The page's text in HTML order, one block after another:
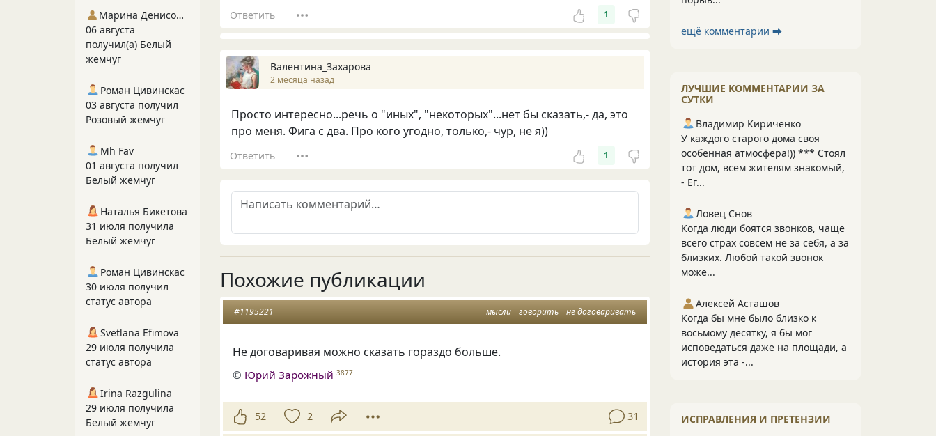
Ответить 1
Валентина_Захарова
2 месяца назад
Просто интересно...речь о "иных", "некоторых"...нет бы сказать,- да, это
про меня. Фига с два. Про кого угодно, только,- чур, не я))
Ответить 1
Похожие публикации
мысли говорить не договаривать
#1195221
Не договаривая можно сказать гораздо больше.
© Юрий Зарожный 3877
52 2 31
ещё комментарии ⮕
ЛУЧШИЕ КОММЕНТАРИИ ЗА
СУТКИ
Владимир Кириченко
У каждого старого дома своя
особенная атмосфера!)) *** Стоял
тот дом, всем жителям знакомый,
- Ег...
Ловец Снов
Когда люди боятся звонков, чаще
всего страх совсем не за себя, а за
близких. Любой такой звонок
може...
Алексей Асташов
Когда бы мне было близко к
восьмому десятку, я бы мог
исповедаться даже на площади, а
история эта -...
ИСПРАВЛЕНИЯ И ПРЕТЕНЗИИ
Марина Денисова 5
06 августа
получил(а) Белый
жемчуг
Роман Цивинскас
03 августа получил
Розовый жемчуг
Mh Fav
01 августа получил
Белый жемчуг
Наталья Бикетова
31 июля получила
Белый жемчуг
Роман Цивинскас
30 июля получил
статус автора
Svetlana Efimova
29 июля получила
статус автора
Irina Razgulina
29 июля получила
Белый жемчуг